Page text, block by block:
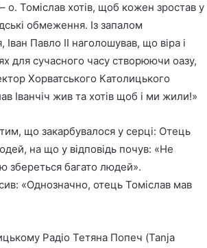
Томіслав хотів, щоб кожен зростав у
обмеження. Із запалом
Павло ІІ наголошував, що віра і
для сучасного часу створюючи оазу,
Хорватського Католицького
Іванчіч жив та хотів щоб і ми жили!»
що закарбувалося у серці: Отець
на що у відповідь почув: «Не
збереться багато людей».
«Однозначно, отець Томіслав мав
Радіо Тетяна Попеч (Tanja